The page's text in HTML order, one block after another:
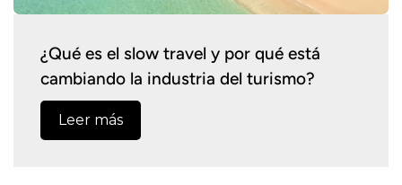
¿Qué es el slow travel y por qué está
cambiando la industria del turismo?
Leer más